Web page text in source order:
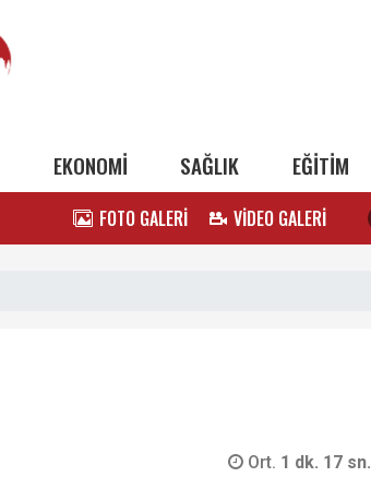
EKONOMİ SAĞLIK EĞİTİM
FOTO GALERİ VİDEO GALERİ
Ort. 1 dk. 17 sn.